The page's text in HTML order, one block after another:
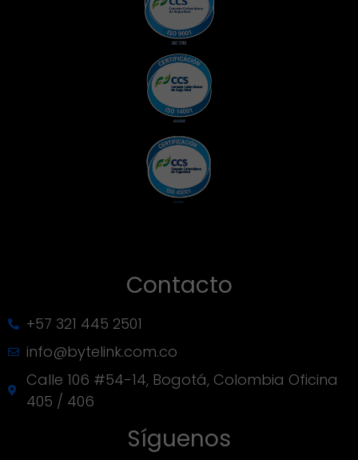
Contacto
+57 321 445 2501
info@bytelink.com.co
Calle 106 #54-14, Bogotá, Colombia Oficina
405 / 406
Síguenos